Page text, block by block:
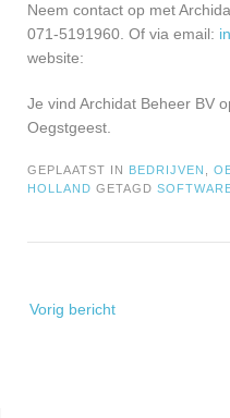
Neem contact op met
071-5191960. Of via email:
website:
Je vind Archidat Beheer BV
Oegstgeest.
GEPLAATST IN BEDRIJVEN ,
HOLLAND GETAGD
navigatie
Vorig bericht